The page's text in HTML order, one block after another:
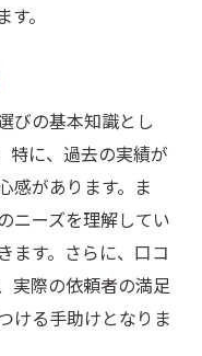
。
びの基本知識とし
特に、過去の実績が
感があります。ま
ニーズを理解してい
ます。さらに、口コ
実際の依頼者の満足
ける手助けとなりま